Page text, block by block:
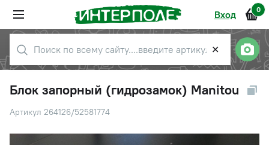
Вход 0
✕
Блок запорный (гидрозамок) Manitou
Артикул 264126/52581774